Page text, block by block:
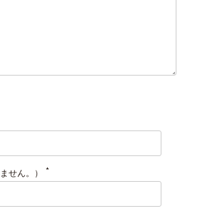
せん。） *